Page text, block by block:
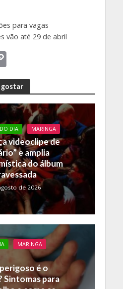
para vagas
vão até 29 de abril
C
o
p
y
Li
n
k
gostar
DIA MARINGA
videoclipe de
e amplia
do álbum
de 2026
MARINGA
é o
Sintomas para